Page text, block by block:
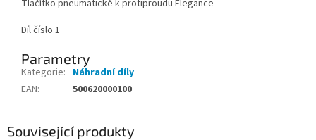
Tlačítko pneumatické k protiproudu Elegance
Díl číslo 1
Parametry
Kategorie: Náhradní díly
EAN: 500620000100
Související produkty